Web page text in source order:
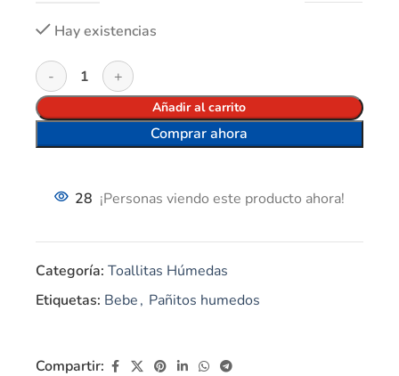
Hay existencias
Añadir al carrito
Comprar ahora
28 ¡Personas viendo este producto ahora!
Categoría: Toallitas Húmedas
Etiquetas: Bebe, Pañitos humedos
Compartir: